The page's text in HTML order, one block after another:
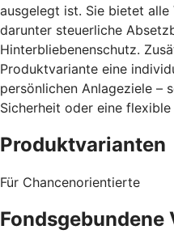
ausgelegt ist. Sie bietet alle
darunter steuerliche
Hinterbliebenenschutz.
Produktvariante eine
persönlichen Anlageziele –
Sicherheit oder eine
Produktvarianten
Für Chancenorientierte
Fondsgebundene